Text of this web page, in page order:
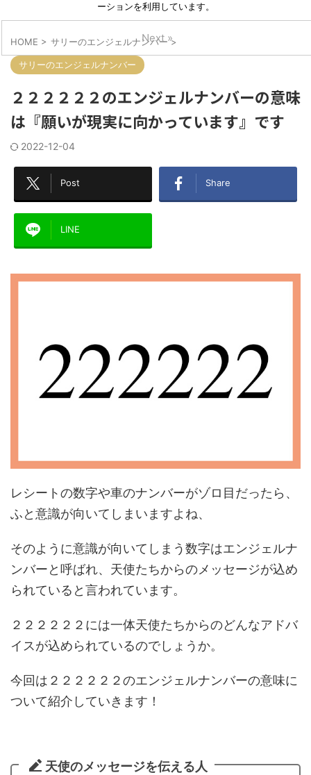
ーションを利用しています。
HOME > サリーのエンジェルナンバー >
サリーのエンジェルナンバー
２２２２２２のエンジェルナンバーの意味
は『願いが現実に向かっています』です
2022-12-04
Post Share
LINE
レシートの数字や車のナンバーがゾロ目だったら、
ふと意識が向いてしまいますよね、
そのように意識が向いてしまう数字はエンジェルナ
ンバーと呼ばれ、天使たちからのメッセージが込め
られていると言われています。
２２２２２２には一体天使たちからのどんなアドバ
イスが込められているのでしょうか。
今回は２２２２２２のエンジェルナンバーの意味に
ついて紹介していきます！
天使のメッセージを伝える人
Next »